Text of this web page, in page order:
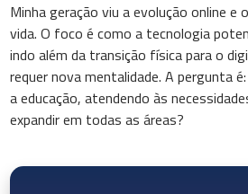
Minha geração viu a evolução online
vida. O foco é como a tecnologia
indo além da transição física para o
requer nova mentalidade. A pergunta
a educação, atendendo às
expandir em todas as áreas?